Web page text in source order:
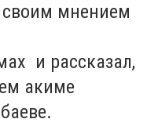
своим мнением
и рассказал,
акиме